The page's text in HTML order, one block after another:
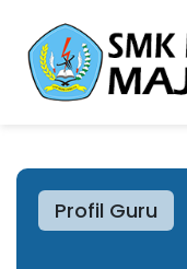
Profil Guru